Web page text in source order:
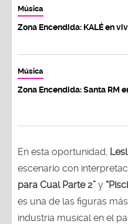
Música
Zona Encendida: KALÉ en
Música
Zona Encendida: Santa RM
En esta oportunidad,
escenario con
para Cual Parte 2” y
es una de las figuras
industria musical en el